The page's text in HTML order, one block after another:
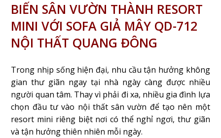
BIẾN SÂN VƯỜN THÀNH RESORT
MINI VỚI SOFA GIẢ MÂY QD-712
NỘI THẤT QUANG ĐÔNG
Trong nhịp sống hiện đại, nhu cầu tận hưởng không
gian thư giãn ngay tại nhà ngày càng được nhiều
người quan tâm. Thay vì phải đi xa, nhiều gia đình lựa
chọn đầu tư vào nội thất sân vườn để tạo nên một
resort mini riêng biệt nơi có thể nghỉ ngơi, thư giãn
và tận hưởng thiên nhiên mỗi ngày.